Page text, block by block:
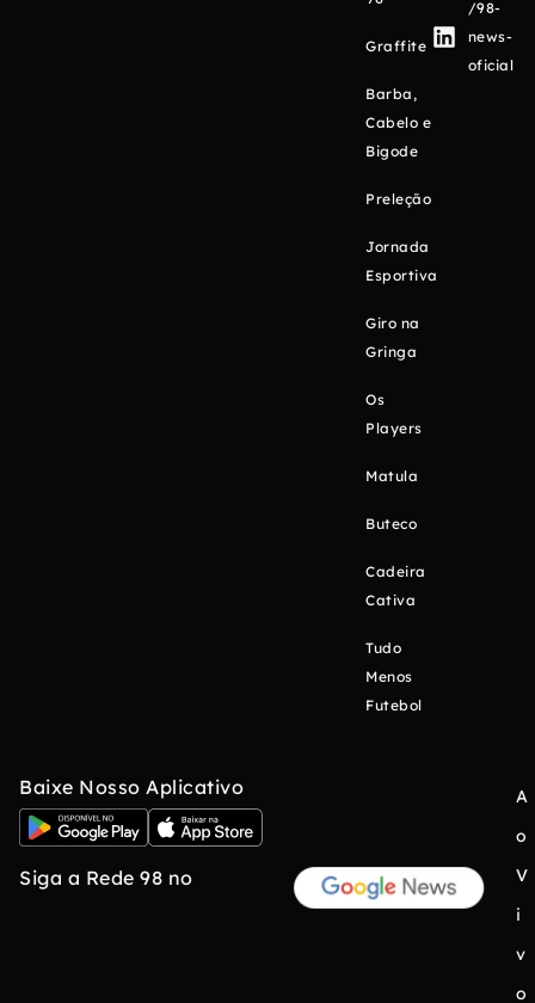
Graffite
Barba,
Cabelo e
Bigode
Preleção
Jornada
Esportiva
Giro na
Gringa
Os
Players
Matula
Buteco
Cadeira
Cativa
Tudo
Menos
Futebol
/98-
news-
oficial
Baixe Nosso Aplicativo
Siga a Rede 98 no
A
o
V
i
v
o